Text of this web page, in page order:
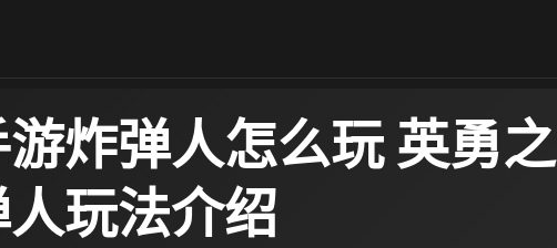
炸弹人怎么玩 英勇之
玩法介绍